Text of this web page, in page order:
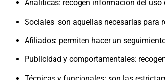
Analíticas: recogen información del uso
Sociales: son aquellas necesarias para
Afiliados: permiten hacer un
Publicidad y comportamentales: